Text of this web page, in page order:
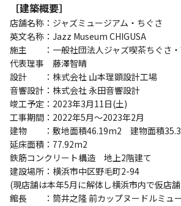
［建築概要］
店舗名称：ジャズミュージアム・ちぐさ
英文名称：Jazz Museum CHIGUSA
施主 ：一般社団法人ジャズ喫茶ちぐさ・
代表理事 藤澤智晴
設計 ：株式会社 山本理顕設計工場
音響設計：株式会社 永田音響設計
竣工予定：2023年3月11日(土)
工事期間：2022年5月～2023年2月
建物 ：敷地面積46.19m2 建物面積
延床面積：77.92m2
鉄筋コンクリート構造 地上2階建て
建設場所：横浜市中区野毛町2-94
(現店舗は本年5月に解体し横浜市内で仮店
館長 ：筒井之隆 前カップヌードルミュ